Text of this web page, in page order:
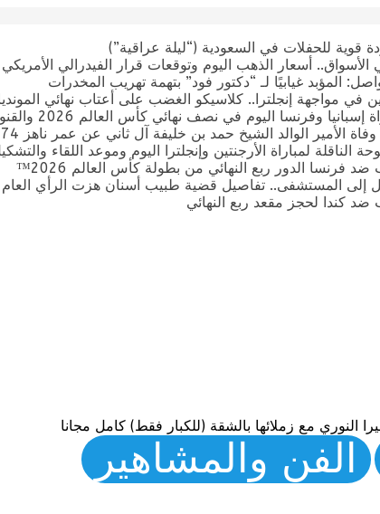
قوية للحفلات في السعودية (“ليلة عراقية”)
أسعار الذهب اليوم وتوقعات قرار الفيدرالي الأمريكي
المؤبد غيابيًا لـ “دكتور فود” بتهمة تهريب المخدرات
في مواجهة إنجلترا.. كلاسيكو الغضب على أعتاب نهائي
اليوم في نصف نهائي كأس العالم 2026 والقنوات الناقلة والتشكيل
الأمير الوالد الشيخ حمد بن خليفة آل ثاني عن عمر ناهز 74 عاماً
الناقلة لمباراة الأرجنتين وإنجلترا اليوم وموعد اللقاء
فرنسا الدور ربع النهائي من بطولة كأس العالم 2026™
المستشفى.. تفاصيل قضية طبيب أسنان هزت الرأي العام
كندا لحجز مقعد ربع النهائي
النوري مع زملائها بالشقة (للكبار فقط) كامل مجانا
الفن والمشاهير